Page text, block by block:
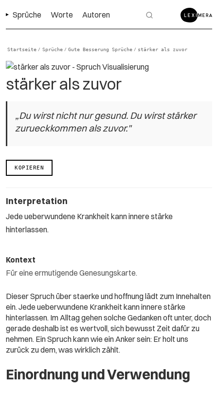
Sprüche Worte Autoren
Startseite / Sprüche / Gute Besserung Sprüche / stärker als zuvor
stärker als zuvor
„Du wirst nicht nur gesund. Du wirst stärker
zurueckkommen als zuvor."
KOPIEREN
Interpretation
Jede ueberwundene Krankheit kann innere stärke
hinterlassen.
Kontext
Für eine ermutigende Genesungskarte.
Dieser Spruch über staerke und hoffnung lädt zum Innehalten
ein. Jede ueberwundene Krankheit kann innere stärke
hinterlassen. Im Alltag gehen solche Gedanken oft unter, doch
gerade deshalb ist es wertvoll, sich bewusst Zeit dafür zu
nehmen. Ein Spruch kann wie ein Anker sein: Er holt uns
zurück zu dem, was wirklich zählt.
Einordnung und Verwendung